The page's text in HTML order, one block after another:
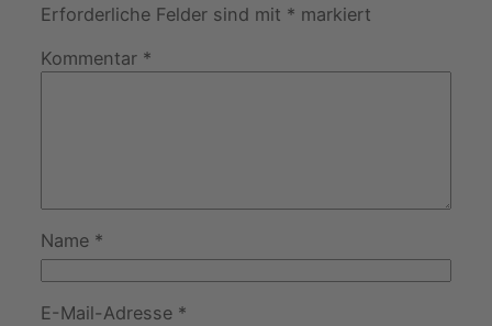
Erforderliche Felder sind mit * markiert
Kommentar *
Name *
E-Mail-Adresse *